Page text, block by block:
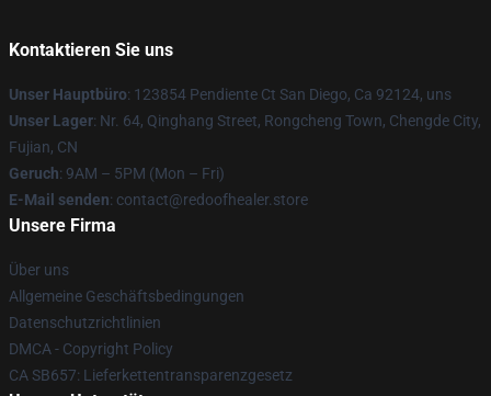
Kontaktieren Sie uns
Unser Hauptbüro: 123854 Pendiente Ct San Diego, Ca 92124, uns
Unser Lager: Nr. 64, Qinghang Street, Rongcheng Town, Chengde City,
Fujian, CN
Geruch: 9AM – 5PM (Mon – Fri)
E-Mail senden: contact@redoofhealer.store
Unsere Firma
Über uns
Allgemeine Geschäftsbedingungen
Datenschutzrichtlinien
DMCA - Copyright Policy
CA SB657: Lieferkettentransparenzgesetz